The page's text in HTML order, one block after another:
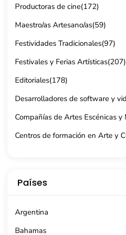
Productoras de cine(172)
Maestro/as Artesano/as(59)
Festividades Tradicionales(97)
Festivales y Ferias Artísticas(207)
Editoriales(178)
Desarrolladores de software y
Compañías de Artes Escénicas y
Centros de formación en Arte y
Países
Argentina
Bahamas